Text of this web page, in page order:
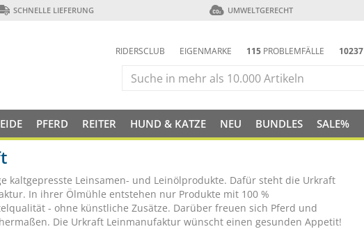
SCHNELLE LIEFERUNG UMWELTGERECHT
RIDERSCLUB EIGENMARKE 115 PROBLEMFÄLLE 10237
PFERD REITER HUND & KATZE NEU BUNDLES SALE%
kaltgepresste Leinsamen- und Leinölprodukte. Dafür steht die Urkraft
In ihrer Ölmühle entstehen nur Produkte mit 100 %
- ohne künstliche Zusätze. Darüber freuen sich Pferd und
Die Urkraft Leinmanufaktur wünscht einen gesunden Appetit!